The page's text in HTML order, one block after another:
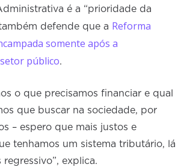
é a “prioridade da
defende que a Reforma
somente após a
público.
o que precisamos financiar e qual
que buscar na sociedade, por
– espero que mais justos e
tenhamos um sistema tributário, lá
explica.